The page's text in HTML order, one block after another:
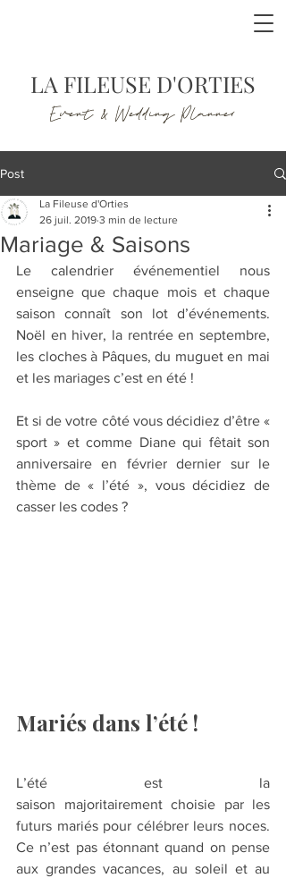
LA FILEUSE D'ORTIES
Event & Wedding Planner
Post
Mariage & Saisons
La Fileuse d'Orties
26 juil. 2019 3 min de lecture
Le calendrier événementiel nous
enseigne que chaque mois et chaque
saison connaît son lot d’événements.
Noël en hiver, la rentrée en septembre,
les cloches à Pâques, du muguet en mai
et les mariages c’est en été !
Et si de votre côté vous décidiez d’être «
sport » et comme Diane qui fêtait son
anniversaire en février dernier sur le
thème de « l’été », vous décidiez de
casser les codes ?
Mariés dans l’été !
L’été est la
saison majoritairement choisie par les
futurs mariés pour célébrer leurs noces.
Ce n’est pas étonnant quand on pense
aux grandes vacances, au soleil et au